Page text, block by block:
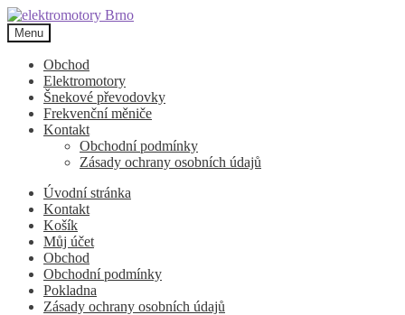
Přeskočit
na
navigaci
Přejít
k
obsahu
webu
Menu
Obchod
Elektromotory
Šnekové převodovky
Frekvenční měniče
Kontakt
Obchodní podmínky
Zásady ochrany osobních údajů
Úvodní stránka
Kontakt
Košík
Můj účet
Obchod
Obchodní podmínky
Pokladna
Zásady ochrany osobních údajů